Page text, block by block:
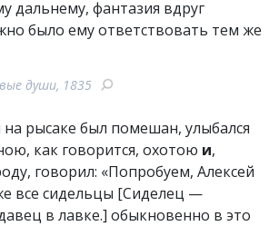
дальнему, фантазия вдруг
было ему ответствовать тем же
души, 1835
рысаке был помешан, улыбался
как говорится, охотою и,
говорил: «Попробуем, Алексей
все сидельцы [Сиделец —
в лавке.] обыкновенно в это